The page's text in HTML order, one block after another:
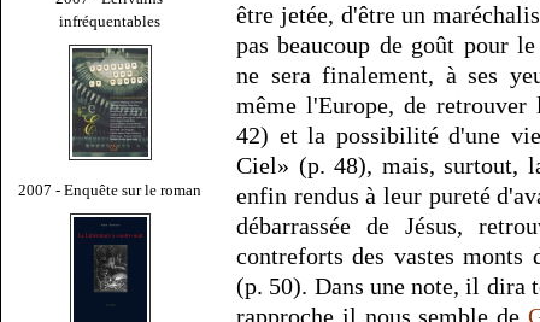
infréquentables
2007 - Enquête sur le roman
être jetée, d'être un
pas beaucoup de goût pour
ne sera finalement, à ses
même l'Europe, de retrouver
42) et la possibilité d'une
Ciel» (p. 48), mais, surtout,
enfin rendus à leur pureté
débarrassée de Jésus,
contreforts des vastes monts
(p. 50). Dans une note, il dira
rapproche il nous semble de